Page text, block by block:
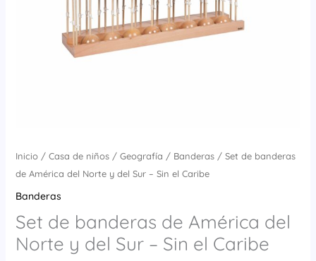
Inicio/ Casa de niños/ Geografía / Banderas/ Set de banderas
de América del Norte y del Sur – Sin el Caribe
Banderas
Set de banderas de América del
Norte y del Sur – Sin el Caribe